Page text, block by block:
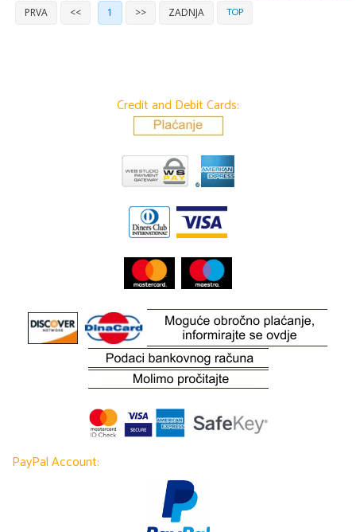
PRVA << 1 >> ZADNJA TOP
Credit and Debit Cards:
PayPal Account: